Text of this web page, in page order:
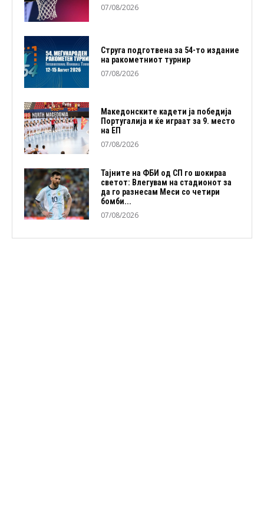
07/08/2026
Струга подготвена за 54-то издание
на ракометниот турнир
07/08/2026
Македонските кадети ја победија
Португалија и ќе играат за 9. место
на ЕП
07/08/2026
Тајните на ФБИ од СП го шокираа
светот: Влегувам на стадионот за
да го разнесам Меси со четири
бомби...
07/08/2026